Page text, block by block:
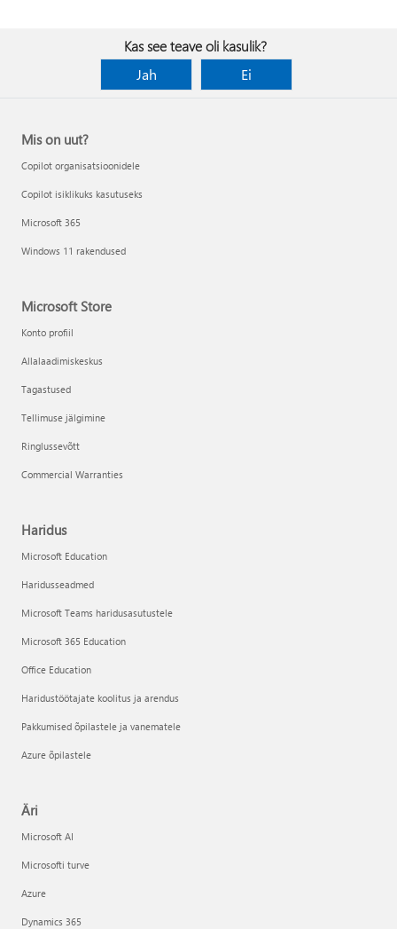
Kas see teave oli kasulik?
Jah
Ei
Mis on uut?
Copilot organisatsioonidele
Copilot isiklikuks kasutuseks
Microsoft 365
Windows 11 rakendused
Microsoft Store
Konto profiil
Allalaadimiskeskus
Tagastused
Tellimuse jälgimine
Ringlussevõtt
Commercial Warranties
Haridus
Microsoft Education
Haridusseadmed
Microsoft Teams haridusasutustele
Microsoft 365 Education
Office Education
Haridustöötajate koolitus ja arendus
Pakkumised õpilastele ja vanematele
Azure õpilastele
Äri
Microsoft AI
Microsofti turve
Azure
Dynamics 365